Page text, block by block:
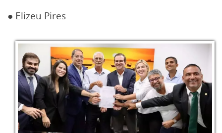
● Elizeu Pires